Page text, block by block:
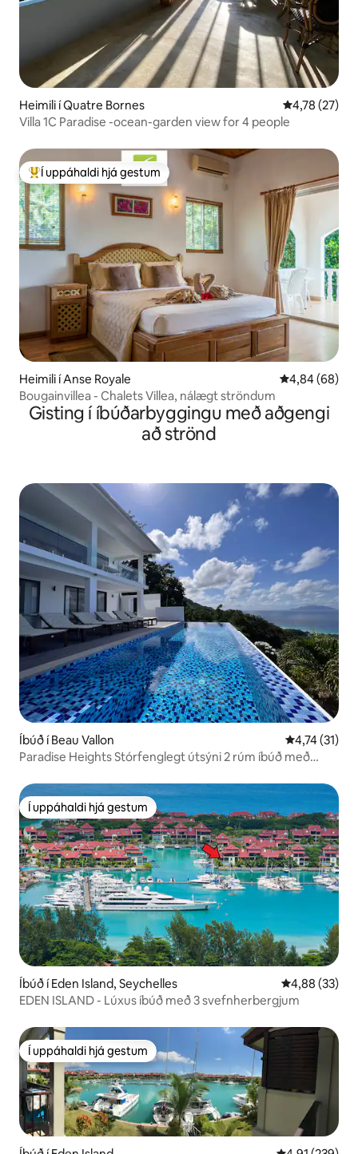
Heimili í Quatre Bornes 4,78 af 5 í
4,78 (27)
Villa 1C Paradise -ocean-garden view for 4 people
Í mestu uppáhaldi hjá gestum
Í uppáhaldi hjá gestum
Heimili í Anse Royale 4,84 af 5 í
4,84 (68)
Bougainvillea - Chalets Villea, nálægt ströndum
Gisting í íbúðarbyggingu með aðgengi
að strönd
Íbúð í Beau Vallon 4,74 af 5 í
4,74 (31)
Paradise Heights Stórfenglegt útsýni 2 rúm íbúð með
Í uppáhaldi hjá gestum
Í uppáhaldi hjá gestum
Íbúð í Eden Island, Seychelles 4,88 af 5 í
4,88 (33)
EDEN ISLAND - Lúxus íbúð með 3 svefnherbergjum
Í uppáhaldi hjá gestum
Í uppáhaldi hjá gestum